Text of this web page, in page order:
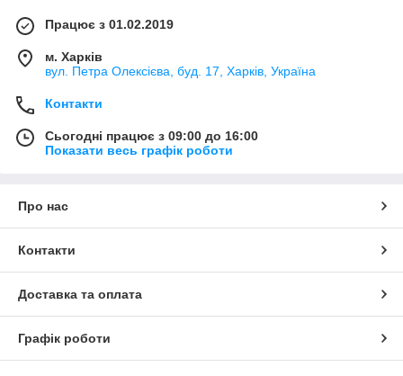
Працює з 01.02.2019
м. Харків
вул. Петра Олексієва, буд. 17, Харків, Україна
Контакти
Сьогодні працює з 09:00 до 16:00
Показати весь графік роботи
Про нас
Контакти
Доставка та оплата
Графік роботи